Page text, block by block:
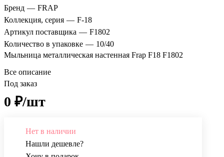
Бренд — FRAP
Коллекция, серия — F-18
Артикул поставщика — F1802
Количество в упаковке — 10/40
Мыльница металлическая настенная Frap F18 F1802
Все описание
Под заказ
0 ₽/шт
Нет в наличии
Нашли дешевле?